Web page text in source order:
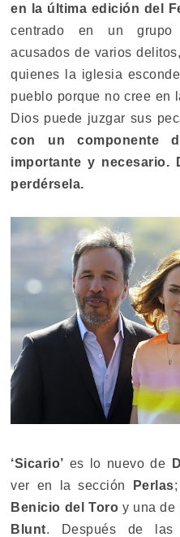
en la última edición del
centrado en un grupo
acusados de varios
quienes la iglesia
pueblo porque no cree en
Dios puede juzgar sus
con un componente
importante y necesario.
perdérsela.
‘Sicario’ es lo nuevo de
ver en la sección
Perlas
Benicio del Toro y una de
Blunt. Después de las